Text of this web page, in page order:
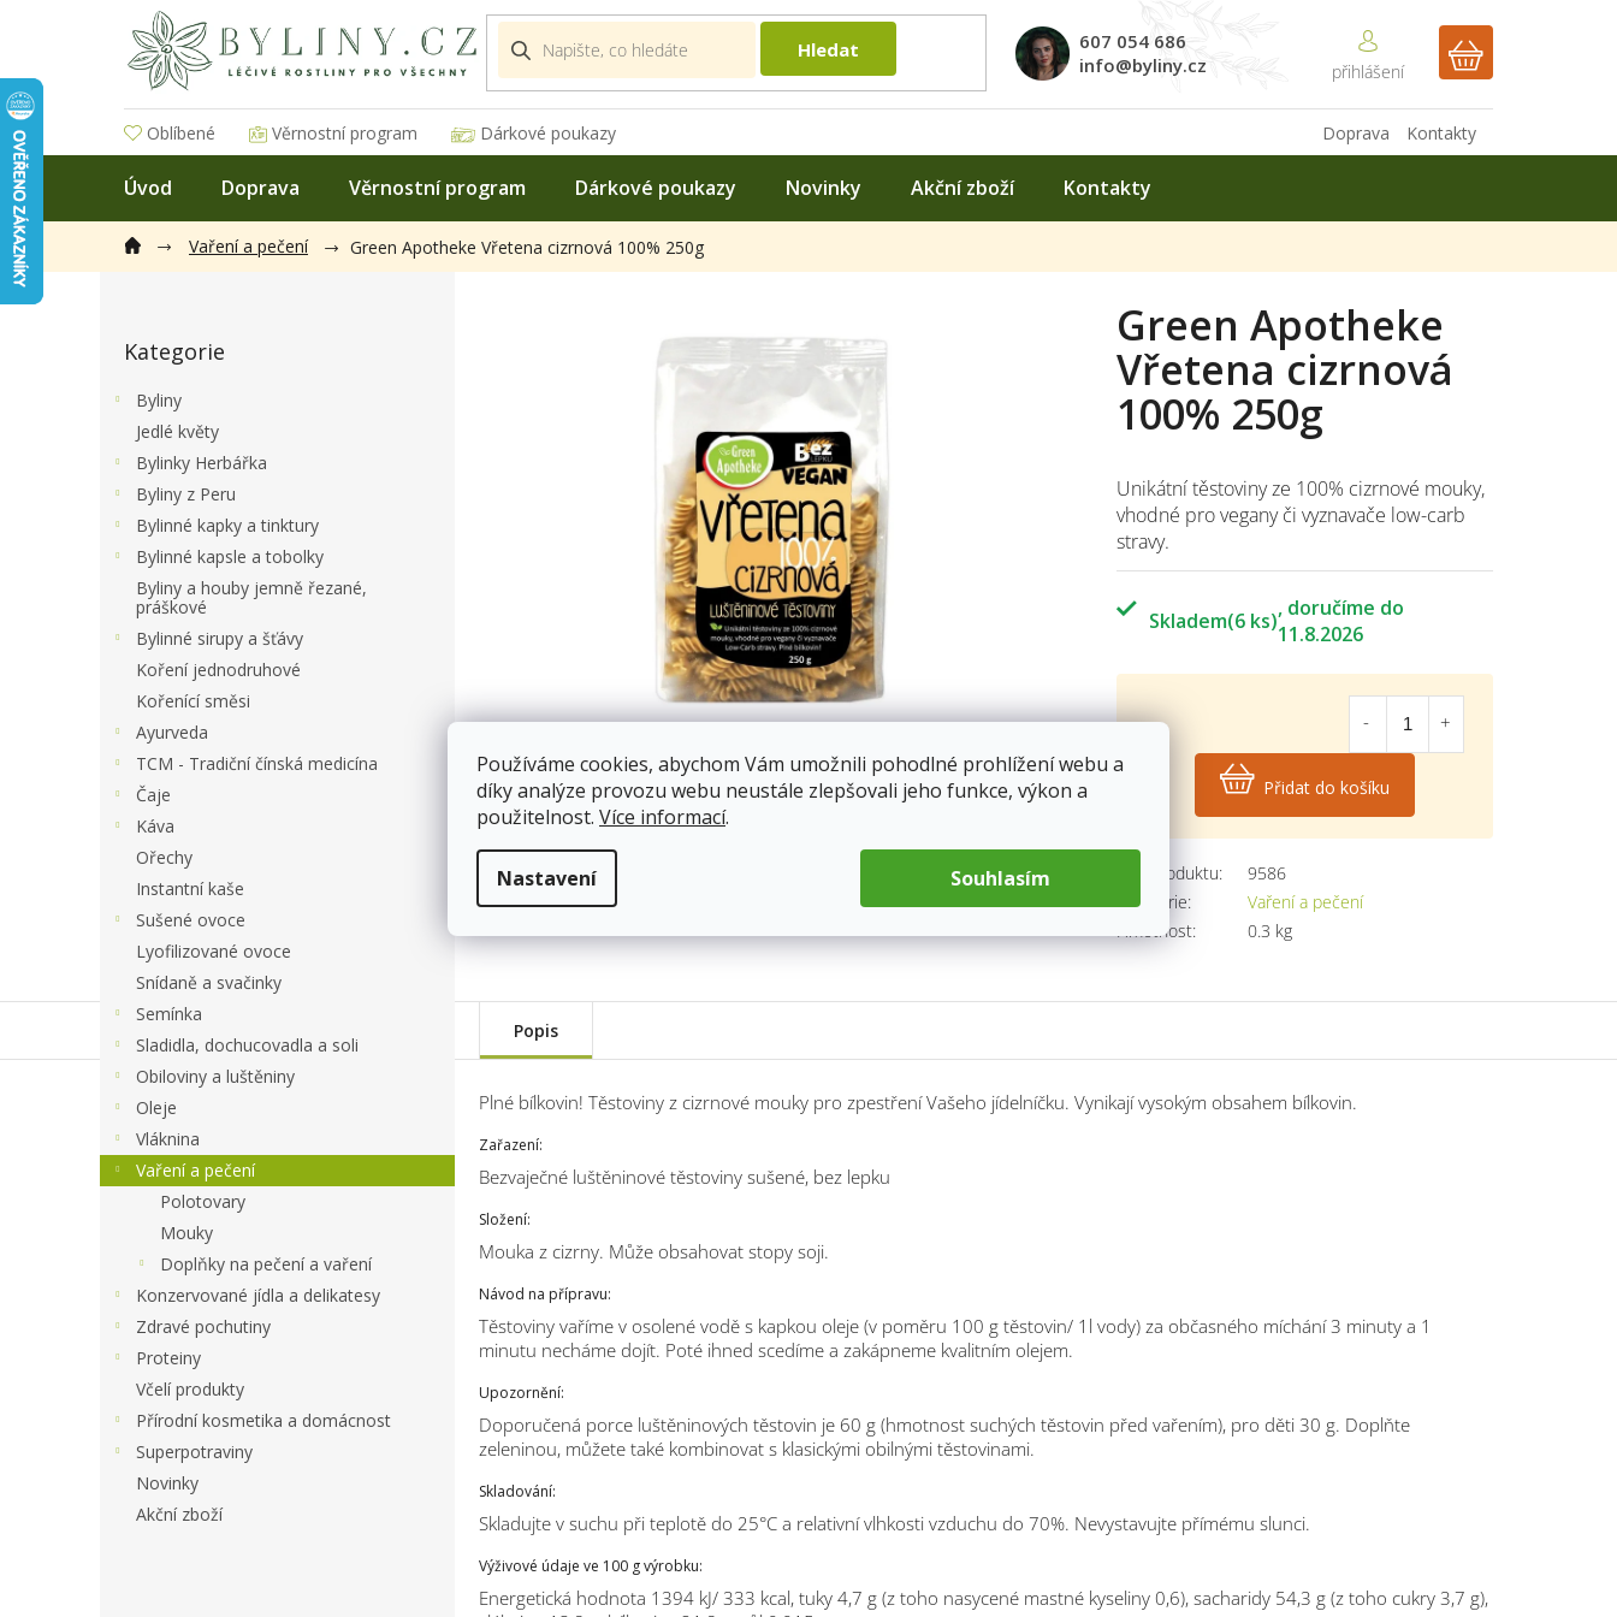
Používáme cookies, abychom Vám umožnili pohodlné prohlížení webu a
díky analýze provozu webu neustále zlepšovali jeho funkce, výkon a
použitelnost. Více informací.
Nastavení Souhlasím
Hledat
607 054 686
info@byliny.cz
NÁKUPNÍ
Oblíbené Věrnostní program Dárkové poukazy Kontakty
Doprava
Úvod Doprava Věrnostní program Dárkové poukazy Novinky Akční zboží Kontakty
Vaření a pečení Green Apotheke Vřetena cizrnová 100% 250g
kategorie
Kategorie
Byliny
Jedlé květy
Bylinky Herbářka
Byliny z Peru
Bylinné kapky a tinktury
Bylinné kapsle a tobolky
Byliny a houby jemně řezané,
práškové
Bylinné sirupy a šťávy
Koření jednodruhové
Kořenící směsi
Ayurveda
TCM - Tradiční čínská medicína
Čaje
Káva
Ořechy
Instantní kaše
Sušené ovoce
Lyofilizované ovoce
Snídaně a svačinky
Semínka
Sladidla, dochucovadla a soli
Obiloviny a luštěniny
Oleje
Vláknina
Vaření a pečení
Polotovary
Mouky
Doplňky na pečení a vaření
Konzervované jídla a delikatesy
Zdravé pochutiny
Proteiny
Včelí produkty
Přírodní kosmetika a domácnost
Superpotraviny
Novinky
Akční zboží
Skladem(6 ks)11.8.2026
Unikátní těstoviny ze 100% cizrnové mouky,
vhodné pro vegany či vyznavače low-carb
stravy.
Green Apotheke
Vřetena cizrnová
100% 250g
Kód produktu:
9586
Kategorie:
Vaření a pečení
Hmotnost: 0.3 kg
Přidat do košíku
Popis
Plné bílkovin! Těstoviny z cizrnové mouky pro zpestření Vašeho jídelníčku. Vynikají vysokým obsahem bílkovin.
Zařazení:
Bezvaječné luštěninové těstoviny sušené, bez lepku
Složení:
Mouka z cizrny. Může obsahovat stopy soji.
Návod na přípravu:
Těstoviny vaříme v osolené vodě s kapkou oleje (v poměru 100 g těstovin/ 1l vody) za občasného míchání 3 minuty a 1
minutu necháme dojít. Poté ihned scedíme a zakápneme kvalitním olejem.
Upozornění:
Doporučená porce luštěninových těstovin je 60 g (hmotnost suchých těstovin před vařením), pro děti 30 g. Doplňte
zeleninou, můžete také kombinovat s klasickými obilnými těstovinami.
Skladování:
Skladujte v suchu při teplotě do 25°C a relativní vlhkosti vzduchu do 70%. Nevystavujte přímému slunci.
Výživové údaje ve 100 g výrobku:
Energetická hodnota 1394 kJ/ 333 kcal, tuky 4,7 g (z toho nasycené mastné kyseliny 0,6), sacharidy 54,3 g (z toho cukry 3,7 g),